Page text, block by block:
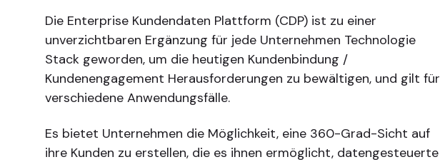
Die Enterprise Kundendaten Plattform (CDP) ist zu einer
unverzichtbaren Ergänzung für jede Unternehmen Technologie
Stack geworden, um die heutigen Kundenbindung /
Kundenengagement Herausforderungen zu bewältigen, und gilt für
verschiedene Anwendungsfälle.
Es bietet Unternehmen die Möglichkeit, eine 360-Grad-Sicht auf
ihre Kunden zu erstellen, die es ihnen ermöglicht, datengesteuerte